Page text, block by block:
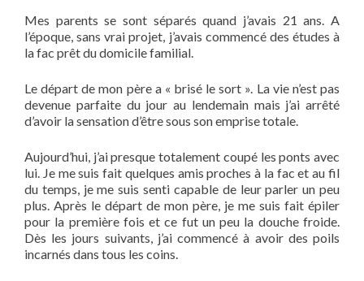
Mes parents se sont séparés quand j’avais 21 ans. A
l’époque, sans vrai projet, j’avais commencé des études à
la fac prêt du domicile familial.
Le départ de mon père a « brisé le sort ». La vie n’est pas
devenue parfaite du jour au lendemain mais j’ai arrêté
d’avoir la sensation d’être sous son emprise totale.
Aujourd’hui, j’ai presque totalement coupé les ponts avec
lui. Je me suis fait quelques amis proches à la fac et au fil
du temps, je me suis senti capable de leur parler un peu
plus. Après le départ de mon père, je me suis fait épiler
pour la première fois et ce fut un peu la douche froide.
Dès les jours suivants, j’ai commencé à avoir des poils
incarnés dans tous les coins.